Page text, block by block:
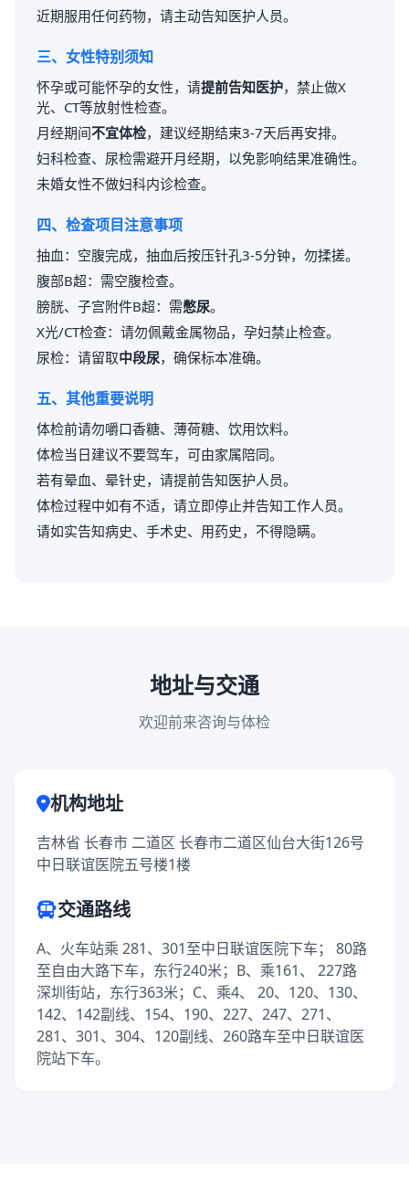
近期服用任何药物，请主动告知医护人员。
三、女性特别须知
怀孕或可能怀孕的女性，请提前告知医护，禁止做X
光、CT等放射性检查。
月经期间不宜体检，建议经期结束3-7天后再安排。
妇科检查、尿检需避开月经期，以免影响结果准确性。
未婚女性不做妇科内诊检查。
四、检查项目注意事项
抽血：空腹完成，抽血后按压针孔3-5分钟，勿揉搓。
腹部B超：需空腹检查。
膀胱、子宫附件B超：需憋尿。
X光/CT检查：请勿佩戴金属物品，孕妇禁止检查。
尿检：请留取中段尿，确保标本准确。
五、其他重要说明
体检前请勿嚼口香糖、薄荷糖、饮用饮料。
体检当日建议不要驾车，可由家属陪同。
若有晕血、晕针史，请提前告知医护人员。
体检过程中如有不适，请立即停止并告知工作人员。
请如实告知病史、手术史、用药史，不得隐瞒。
地址与交通
欢迎前来咨询与体检
机构地址
吉林省 长春市 二道区 长春市二道区仙台大街126号
中日联谊医院五号楼1楼
交通路线
A、火车站乘 281、301至中日联谊医院下车； 80路
至自由大路下车，东行240米；B、乘161、 227路
深圳街站，东行363米；C、乘4、 20、120、130、
142、142副线、154、190、227、247、271、
281、301、304、120副线、260路车至中日联谊医
院站下车。